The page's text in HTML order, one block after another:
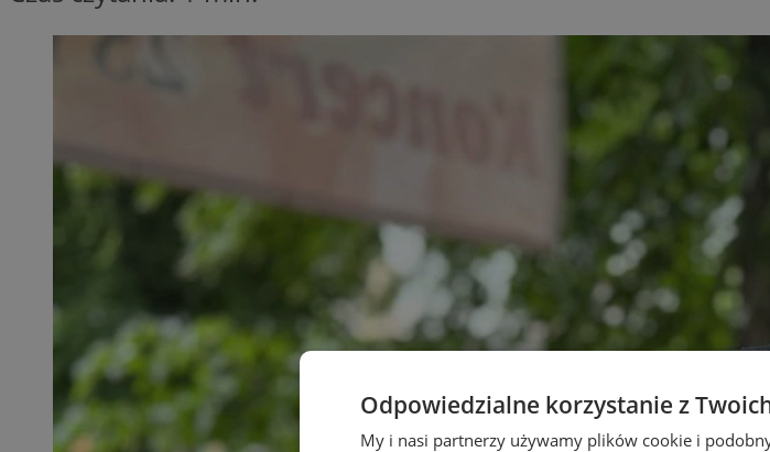
Odpowiedzialne korzystanie z
My i nasi partnerzy używamy plików cookie i